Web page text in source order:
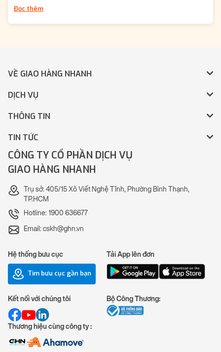
Đọc thêm
VỀ GIAO HÀNG NHANH
DỊCH VỤ
THÔNG TIN
TIN TỨC
CÔNG TY CỔ PHẦN DỊCH VỤ
GIAO HÀNG NHANH
Trụ sở: 405/15 Xô Viết Nghệ Tĩnh, Phường Bình Thạnh,
TP.HCM
Hotline: 1900 636677
Email: cskh@ghn.vn
Hệ thống bưu cục
Tìm bưu cục gần bạn
Tải App lên đơn
Kết nối với chúng tôi
Thương hiệu cùng công ty :
Bộ Công Thương: